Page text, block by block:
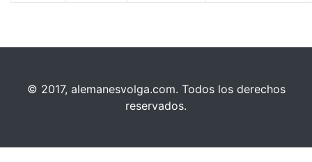
© 2017, alemanesvolga.com. Todos los derechos
reservados.